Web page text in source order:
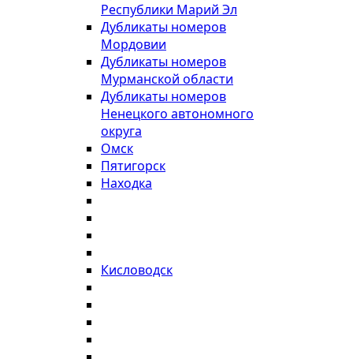
Республики Марий Эл
Дубликаты номеров
Мордовии
Дубликаты номеров
Мурманской области
Дубликаты номеров
Ненецкого автономного
округа
Омск
Пятигорск
Находка
Кисловодск